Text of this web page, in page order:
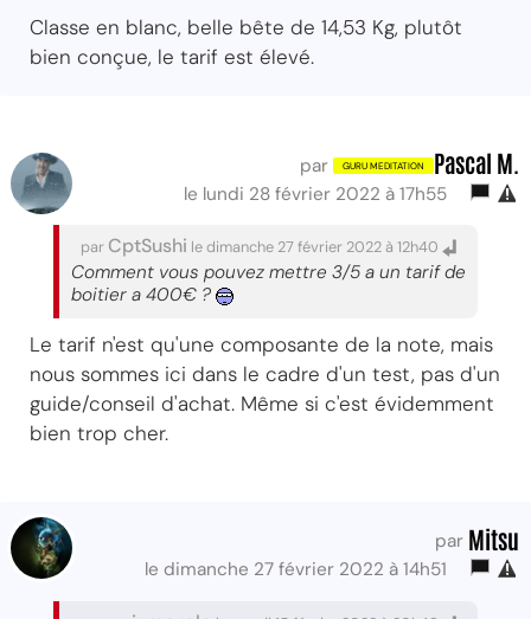
Classe en blanc, belle bête de 14,53 Kg, plutôt
bien conçue, le tarif est élevé.
par Pascal M.
le lundi 28 février 2022 à 17h55
par CptSushi le dimanche 27 février 2022 à 12h40
Comment vous pouvez mettre 3/5 a un tarif de
boitier a 400€ ?
Le tarif n'est qu'une composante de la note, mais
nous sommes ici dans le cadre d'un test, pas d'un
guide/conseil d'achat. Même si c'est évidemment
bien trop cher.
par Mitsu
le dimanche 27 février 2022 à 14h51